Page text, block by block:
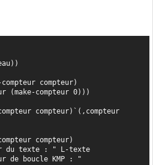
compteur)
compteur)`(,compteur
compteur)